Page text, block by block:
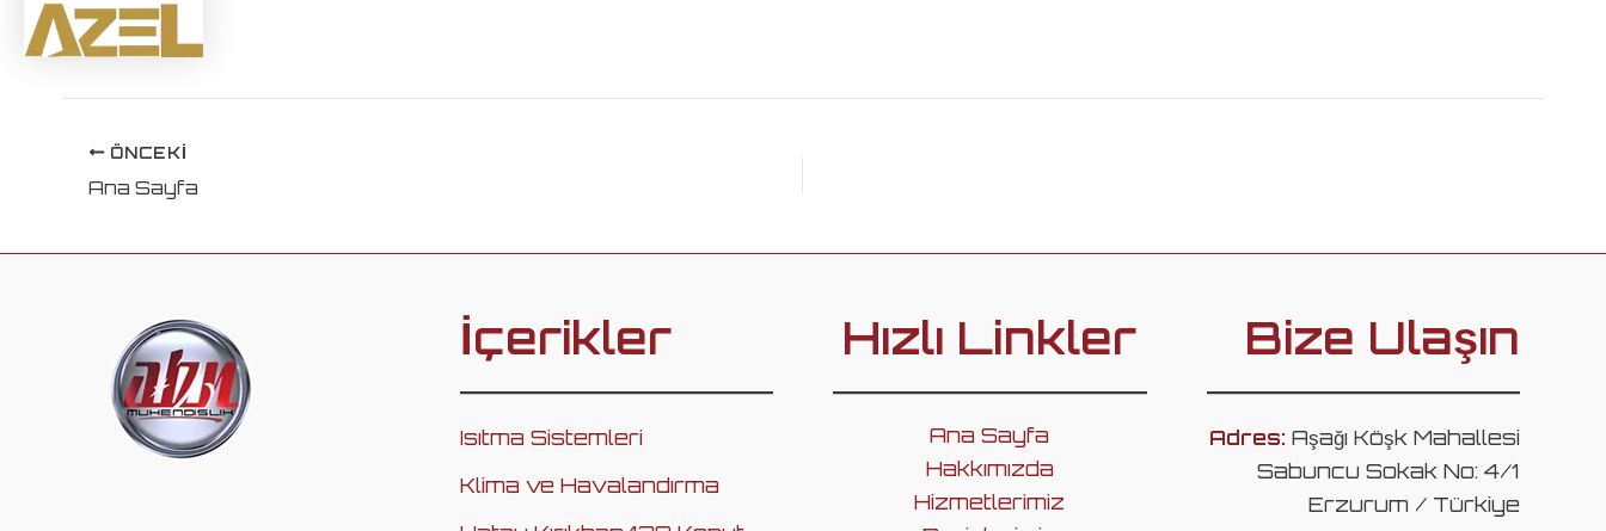
ÖNCEKI
Ana Sayfa
İçerikler
Isıtma Sistemleri
Klima ve Havalandırma
Hızlı Linkler
Ana Sayfa
Hakkımızda
Hizmetlerimiz
Bize Ulaşın
Adres: Aşağı Köşk Mahallesi
Sabuncu Sokak No: 4/1
Erzurum / Türkiye